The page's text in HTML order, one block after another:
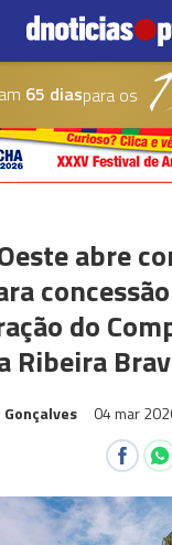
65 diaspara os
abre
do
Ribeira
Gonçalves 04 mar